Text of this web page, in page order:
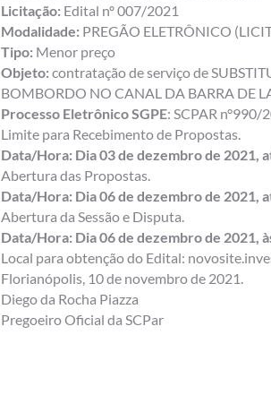
Licitação: Edital nº 007/2021
Modalidade: PREGÃO ELETRÔNICO
Tipo: Menor preço
Objeto: contratação de serviço de
BOMBORDO NO CANAL DA BARRA DE
Processo Eletrônico SGPE: SCPAR n°990/
Limite para Recebimento de Propostas.
Data/Hora: Dia 03 de dezembro de 2021,
Abertura das Propostas.
Data/Hora: Dia 06 de dezembro de 2021,
Abertura da Sessão e Disputa.
Data/Hora: Dia 06 de dezembro de 2021,
Local para obtenção do Edital:
Florianópolis, 10 de novembro de 2021.
Diego da Rocha Piazza
Pregoeiro Oficial da SCPar